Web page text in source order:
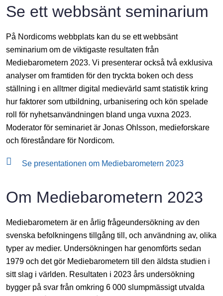
Se ett webbsänt seminarium
På Nordicoms webbplats kan du se ett webbsänt
seminarium om de viktigaste resultaten från
Mediebarometern 2023. Vi presenterar också två exklusiva
analyser om framtiden för den tryckta boken och dess
ställning i en alltmer digital medievärld samt statistik kring
hur faktorer som utbildning, urbanisering och kön spelade
roll för nyhetsanvändningen bland unga vuxna 2023.
Moderator för seminariet är Jonas Ohlsson, medieforskare
och föreståndare för Nordicom.
Se presentationen om Mediebarometern 2023
Om Mediebarometern 2023
Mediebarometern är en årlig frågeundersökning av den
svenska befolkningens tillgång till, och användning av, olika
typer av medier. Undersökningen har genomförts sedan
1979 och det gör Mediebarometern till den äldsta studien i
sitt slag i världen. Resultaten i 2023 års undersökning
bygger på svar från omkring 6 000 slumpmässigt utvalda